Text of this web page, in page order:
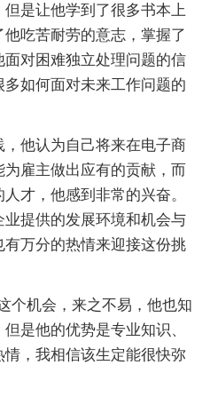
是让他学到了很多书本上
吃苦耐劳的意志，掌握了
对困难独立处理问题的信
如何面对未来工作问题的
他认为自己将来在电子商
雇主做出应有的贡献，而
才，他感到非常的兴奋。
提供的发展环境和机会与
万分的热情来迎接这份挑
个机会，来之不易，他也知
是他的优势是专业知识、
，我相信该生定能很快弥